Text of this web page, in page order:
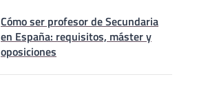
Cómo ser profesor de Secundaria
en España: requisitos, máster y
oposiciones